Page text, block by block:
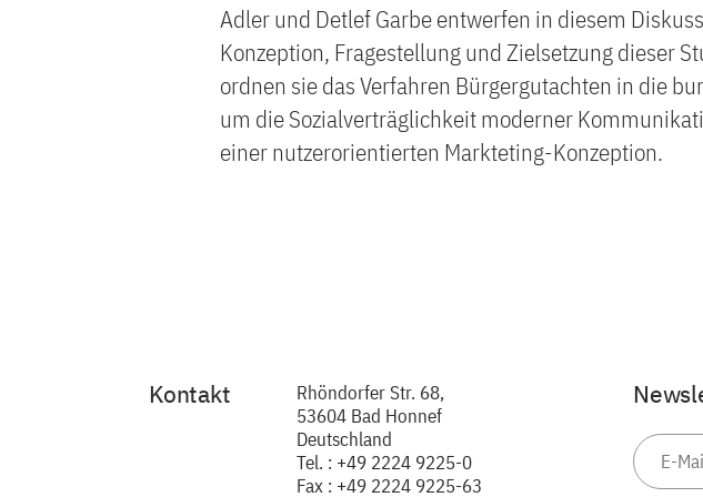
Adler und Detlef Garbe entwerfen in diesem
Konzeption, Fragestellung und Zielsetzung dieser
ordnen sie das Verfahren Bürgergutachten in die
um die Sozialverträglichkeit moderner
einer nutzerorientierten Markteting-Konzeption.
Kontakt
Rhöndorfer Str. 68,
53604 Bad Honnef
Deutschland
Tel. : +49 2224 9225-0
Fax : +49 2224 9225-63